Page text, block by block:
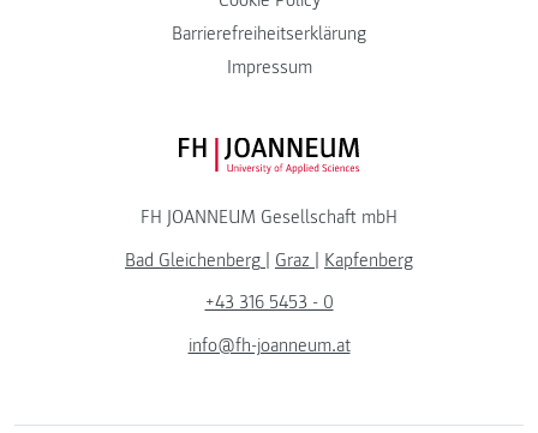
Barrierefreiheitserklärung
Impressum
FH JOANNEUM Logo
FH JOANNEUM Gesellschaft mbH
Bad Gleichenberg | Graz | Kapfenberg
+43 316 5453 - 0
info@fh-joanneum.at